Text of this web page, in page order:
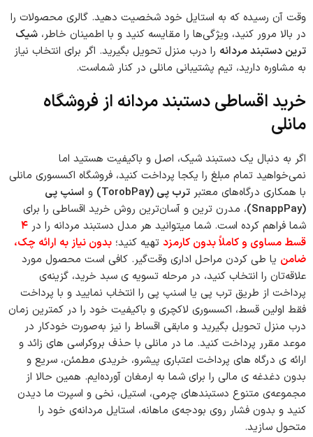
وقت آن رسیده که به استایل خود شخصیت دهید. گالری محصولات را
در بالا مرور کنید، ویژگی‌ها را مقایسه کنید و با اطمینان خاطر، شیک
ترین دستبند مردانه را درب منزل تحویل بگیرید. اگر برای انتخاب نیاز
به مشاوره دارید، تیم پشتیبانی مانلی در کنار شماست.
خرید اقساطی دستبند مردانه از فروشگاه
مانلی
اگر به دنبال یک دستبند شیک، اصل و باکیفیت هستید اما
نمی‌خواهید تمام مبلغ را یکجا پرداخت کنید، فروشگاه اکسسوری مانلی
با همکاری درگاه‌های معتبر ترب پی (TorobPay) و اسنپ پی
(SnappPay)
، مدرن ترین و آسان‌ترین روش خرید اقساطی را برای
شما فراهم کرده است. شما میتوانید هر مدل دستبند مردانه را در ۴
قسط مساوی و کاملاً بدون کارمزد تهیه کنید؛ بدون نیاز به ارائه چک،
ضامن یا طی کردن مراحل اداری وقت‌گیر. کافی است محصول مورد
علاقه‌تان را انتخاب کنید، در مرحله تسویه ی سبد خرید، گزینه‌ی
پرداخت از طریق ترب پی یا اسنپ پی را انتخاب نمایید و با پرداخت
فقط اولین قسط، اکسسوری لاکچری و باکیفیت خود را در کمترین زمان
درب منزل تحویل بگیرید و مابقی اقساط را نیز به‌صورت خودکار در
موعد مقرر پرداخت کنید. ما در مانلی با حذف بروکراسی های زائد و
ارائه ی درگاه های پرداخت اعتباری پیشرو، خریدی مطمئن، سریع و
بدون دغدغه ی مالی را برای شما به ارمغان آورده‌ایم. همین حالا از
مجموعه‌ی متنوع دستبندهای چرمی، استیل، نخی و اسپرت ما دیدن
کنید و بدون فشار روی بودجه‌ی ماهانه، استایل مردانه‌ی خود را
متحول سازید.